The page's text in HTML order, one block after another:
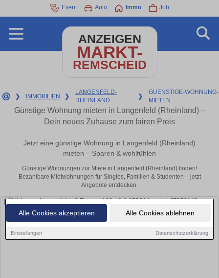
Alle Cookies akzeptieren Alle Cookies ablehnen
Einstellungen Datenschutzerklärung
Event Auto Immo Job
ANZEIGEN
MARKT-
REMSCHEID
❯ IMMOBILIEN ❯
LANGENFELD-
RHEINLAND
❯
GUENSTIGE-WOHNUNG-
MIETEN
Günstige Wohnung mieten in Langenfeld (Rheinland) –
Dein neues Zuhause zum fairen Preis
Jetzt eine günstige Wohnung in Langenfeld (Rheinland)
mieten – Sparen & wohlfühlen
Günstige Wohnungen zur Miete in Langenfeld (Rheinland) finden!
Bezahlbare Mietwohnungen für Singles, Familien & Studenten – jetzt
Angebote entdecken.